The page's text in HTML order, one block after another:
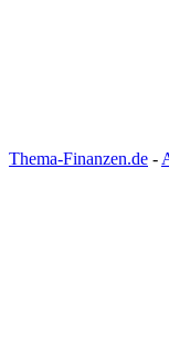
Thema-Finanzen.de -